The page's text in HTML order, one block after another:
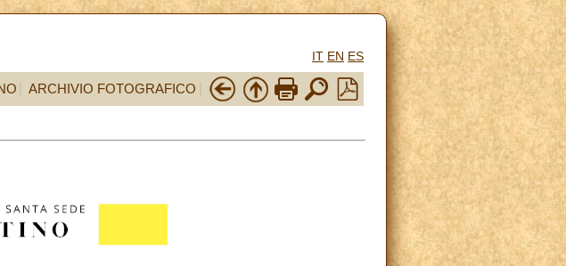
IT EN ES
ARCHIVIO FOTOGRAFICO